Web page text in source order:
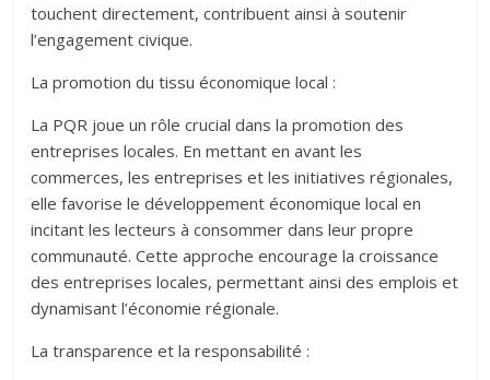
touchent directement, contribuent ainsi à soutenir
l’engagement civique.
La promotion du tissu économique local :
La PQR joue un rôle crucial dans la promotion des
entreprises locales. En mettant en avant les
commerces, les entreprises et les initiatives régionales,
elle favorise le développement économique local en
incitant les lecteurs à consommer dans leur propre
communauté. Cette approche encourage la croissance
des entreprises locales, permettant ainsi des emplois et
dynamisant l’économie régionale.
La transparence et la responsabilité :